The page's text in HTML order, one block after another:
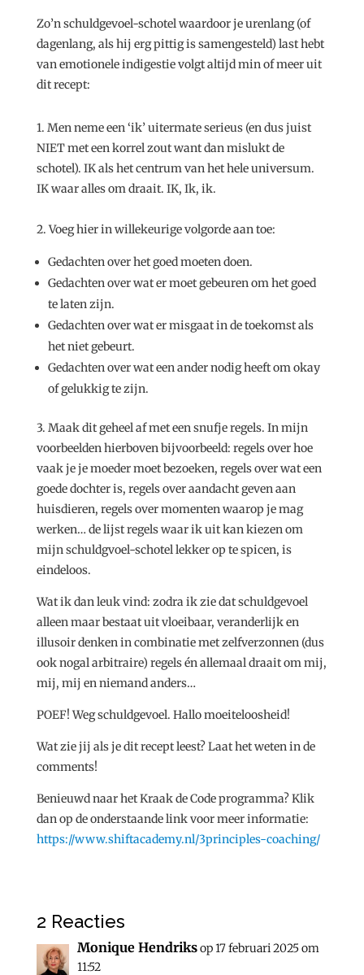
Zo’n schuldgevoel-schotel waardoor je urenlang (of
dagenlang, als hij erg pittig is samengesteld) last hebt
van emotionele indigestie volgt altijd min of meer uit
dit recept:
1. Men neme een ‘ik’ uitermate serieus (en dus juist
NIET met een korrel zout want dan mislukt de
schotel). IK als het centrum van het hele universum.
IK waar alles om draait. IK, Ik, ik.
2. Voeg hier in willekeurige volgorde aan toe:
Gedachten over het goed moeten doen.
Gedachten over wat er moet gebeuren om het goed
te laten zijn.
Gedachten over wat er misgaat in de toekomst als
het niet gebeurt.
Gedachten over wat een ander nodig heeft om okay
of gelukkig te zijn.
3. Maak dit geheel af met een snufje regels. In mijn
voorbeelden hierboven bijvoorbeeld: regels over hoe
vaak je je moeder moet bezoeken, regels over wat een
goede dochter is, regels over aandacht geven aan
huisdieren, regels over momenten waarop je mag
werken… de lijst regels waar ik uit kan kiezen om
mijn schuldgvoel-schotel lekker op te spicen, is
eindeloos.
Wat ik dan leuk vind: zodra ik zie dat schuldgevoel
alleen maar bestaat uit vloeibaar, veranderlijk en
illusoir denken in combinatie met zelfverzonnen (dus
ook nogal arbitraire) regels én allemaal draait om mij,
mij, mij en niemand anders…
POEF! Weg schuldgevoel. Hallo moeiteloosheid!
Wat zie jij als je dit recept leest? Laat het weten in de
comments!
Benieuwd naar het Kraak de Code programma? Klik
dan op de onderstaande link voor meer informatie:
https://www.shiftacademy.nl/3principles-coaching/
2 Reacties
Monique Hendriksop 17 februari 2025 om
11:52